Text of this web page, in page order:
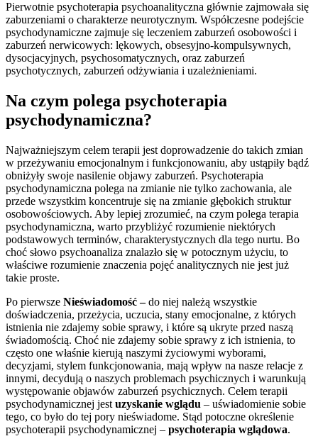
Pierwotnie psychoterapia psychoanalityczna głównie zajmowała się
zaburzeniami o charakterze neurotycznym. Współczesne podejście
psychodynamiczne zajmuje się leczeniem zaburzeń osobowości i
zaburzeń nerwicowych: lękowych, obsesyjno-kompulsywnych,
dysocjacyjnych, psychosomatycznych, oraz zaburzeń
psychotycznych, zaburzeń odżywiania i uzależnieniami.
Na czym polega psychoterapia
psychodynamiczna?
Najważniejszym celem terapii jest doprowadzenie do takich zmian
w przeżywaniu emocjonalnym i funkcjonowaniu, aby ustąpiły bądź
obniżyły swoje nasilenie objawy zaburzeń. Psychoterapia
psychodynamiczna polega na zmianie nie tylko zachowania, ale
przede wszystkim koncentruje się na zmianie głębokich struktur
osobowościowych. Aby lepiej zrozumieć, na czym polega terapia
psychodynamiczna, warto przybliżyć rozumienie niektórych
podstawowych terminów, charakterystycznych dla tego nurtu. Bo
choć słowo psychoanaliza znalazło się w potocznym użyciu, to
właściwe rozumienie znaczenia pojęć analitycznych nie jest już
takie proste.
Po pierwsze Nieświadomość –do niej należą wszystkie
doświadczenia, przeżycia, uczucia, stany emocjonalne, z których
istnienia nie zdajemy sobie sprawy, i które są ukryte przed naszą
świadomością. Choć nie zdajemy sobie sprawy z ich istnienia, to
często one właśnie kierują naszymi życiowymi wyborami,
decyzjami, stylem funkcjonowania, mają wpływ na nasze relacje z
innymi, decydują o naszych problemach psychicznych i warunkują
występowanie objawów zaburzeń psychicznych. Celem terapii
psychodynamicznej jest uzyskanie wglądu – uświadomienie sobie
tego, co było do tej pory nieświadome. Stąd potoczne określenie
psychoterapii psychodynamicznej – psychoterapia wglądowa.